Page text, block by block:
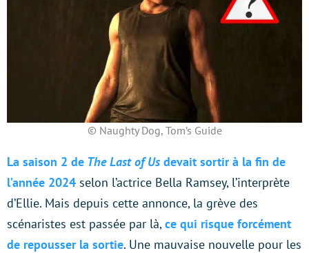
© Naughty Dog, Tom’s Guide
La saison 2 de The Last of Us devait sortir à la fin de
l’année 2024 selon l’actrice Bella Ramsey, l’interprète
d’Ellie. Mais depuis cette annonce, la grève des
scénaristes est passée par là, ce qui risque forcément
de repousser la sortie. Une mauvaise nouvelle pour les